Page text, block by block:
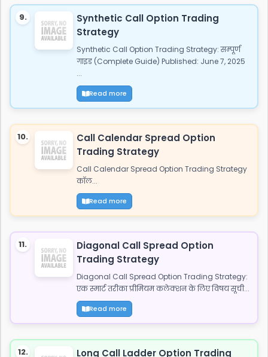
9.
Synthetic Call Option Trading
Strategy
Synthetic Call Option Trading Strategy: सम्पूर्ण
गाइड (Complete Guide) Published: June 7, 2025
...
Read more
10.
Call Calendar Spread Option
Trading Strategy
Call Calendar Spread Option Trading Strategy
कॉल...
Read more
11.
Diagonal Call Spread Option
Trading Strategy
Diagonal Call Spread Option Trading Strategy:
एक स्मार्ट तरीका प्रीमियम कलेक्शन के लिए विषय सूची...
Read more
12.
Long Call Ladder Option Trading